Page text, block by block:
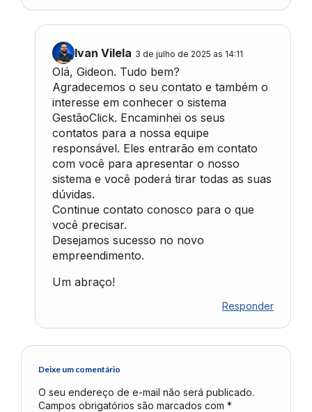
Ivan Vilela 3 de julho de 2025 as 14:11
Olá, Gideon. Tudo bem?
Agradecemos o seu contato e também o
interesse em conhecer o sistema
GestãoClick. Encaminhei os seus
contatos para a nossa equipe
responsável. Eles entrarão em contato
com você para apresentar o nosso
sistema e você poderá tirar todas as suas
dúvidas.
Continue contato conosco para o que
você precisar.
Desejamos sucesso no novo
empreendimento.
Um abraço!
Responder
Deixe um comentário
O seu endereço de e-mail não será publicado.
Campos obrigatórios são marcados com *